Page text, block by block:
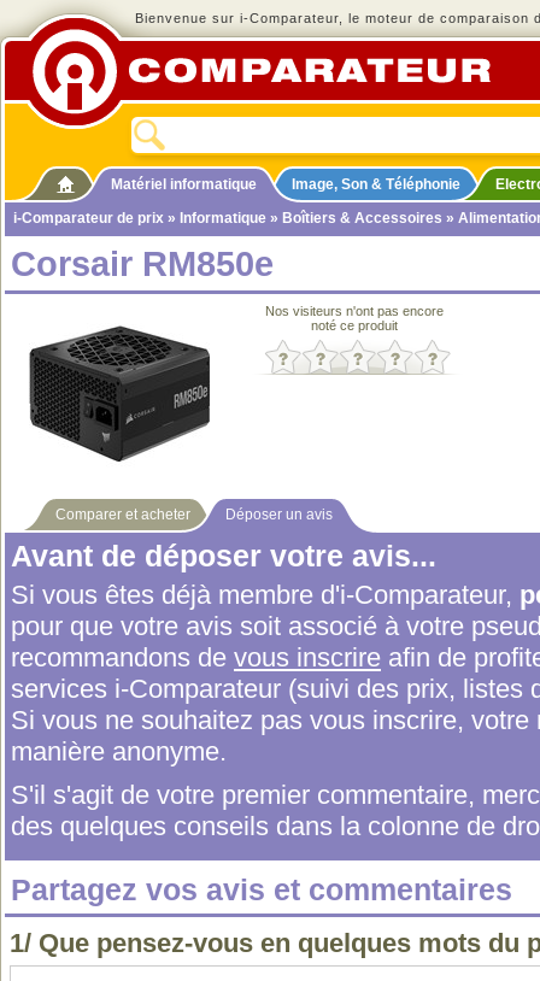
Bienvenue sur i-Comparateur, le moteur de comparaison
Matériel informatique Image, Son & Téléphonie
i-Comparateur de prix » Informatique » Boîtiers & Accessoires »
Corsair RM850e
Nos visiteurs n'ont pas encore
noté ce produit
Comparer et acheter Déposer un avis
Avant de déposer votre avis...
Si vous êtes déjà membre d'i-Comparateur,
pour que votre avis soit associé à votre
recommandons de vous inscrire afin de
services i-Comparateur (suivi des prix, listes
Si vous ne souhaitez pas vous inscrire,
manière anonyme.
S'il s'agit de votre premier commentaire,
des quelques conseils dans la colonne de
Partagez vos avis et commentaires
1/ Que pensez-vous en quelques mots du